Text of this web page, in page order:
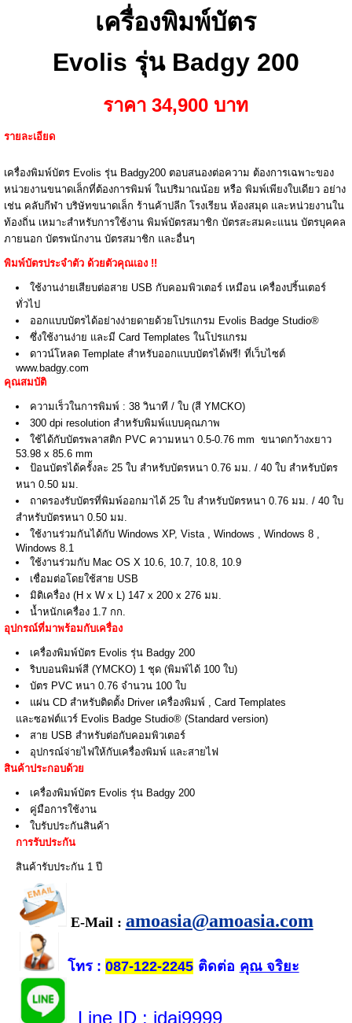
เครื่องพิมพ์บัตร
Evolis รุ่น Badgy 200
ราคา 34,900 บาท
รายละเอียด
เครื่องพิมพ์บัตร Evolis รุ่น Badgy200 ตอบสนองต่อความ ต้องการเฉพาะของ
หน่วยงานขนาดเล็กที่ต้องการพิมพ์ ในปริมาณน้อย หรือ พิมพ์เพียงใบเดียว อย่าง
เช่น คลับกีฬา บริษัทขนาดเล็ก ร้านค้าปลีก โรงเรียน ห้องสมุด และหน่วยงานใน
ท้องถิ่น เหมาะสำหรับการใช้งาน พิมพ์บัตรสมาชิก บัตรสะสมคะแนน บัตรบุคคล
ภายนอก บัตรพนักงาน บัตรสมาชิก และอื่นๆ
พิมพ์บัตรประจำตัว ด้วยตัวคุณเอง !!
ใช้งานง่ายเสียบต่อสาย USB กับคอมพิวเตอร์ เหมือน เครื่องปริ้นเตอร์
ทั่วไป
ออกแบบบัตรได้อย่างง่ายดายด้วยโปรแกรม Evolis Badge Studio®
ซึ่งใช้งานง่าย และมี Card Templates ในโปรแกรม
ดาวน์โหลด Template สำหรับออกแบบบัตรได้ฟรี! ที่เว็บไซต์
www.badgy.com
คุณสมบัติ
ความเร็วในการพิมพ์ : 38 วินาที / ใบ (สี YMCKO)
300 dpi resolution สำหรับพิมพ์แบบคุณภาพ
ใช้ได้กับบัตรพลาสติก PVC ความหนา 0.5-0.76 mm ขนาดกว้างxยาว
53.98 x 85.6 mm
ป้อนบัตรได้ครั้งละ 25 ใบ สำหรับบัตรหนา 0.76 มม. / 40 ใบ สำหรับบัตร
หนา 0.50 มม.
ถาดรองรับบัตรที่พิมพ์ออกมาได้ 25 ใบ สำหรับบัตรหนา 0.76 มม. / 40 ใบ
สำหรับบัตรหนา 0.50 มม.
ใช้งานร่วมกันได้กับ Windows XP, Vista , Windows , Windows 8 ,
Windows 8.1
ใช้งานร่วมกับ Mac OS X 10.6, 10.7, 10.8, 10.9
เชื่อมต่อโดยใช้สาย USB
มิติเครื่อง (H x W x L) 147 x 200 x 276 มม.
น้ำหนักเครื่อง 1.7 กก.
อุปกรณ์ที่มาพร้อมกับเครื่อง
เครื่องพิมพ์บัตร Evolis รุ่น Badgy 200
ริบบอนพิมพ์สี (YMCKO) 1 ชุด (พิมพ์ได้ 100 ใบ)
บัตร PVC หนา 0.76 จำนวน 100 ใบ
แผ่น CD สำหรับติดตั้ง Driver เครื่องพิมพ์ , Card Templates
และซอฟต์แวร์ Evolis Badge Studio® (Standard version)
สาย USB สำหรับต่อกับคอมพิวเตอร์
อุปกรณ์จ่ายไฟให้กับเครื่องพิมพ์ และสายไฟ
สินค้าประกอบด้วย
เครื่องพิมพ์บัตร Evolis รุ่น Badgy 200
คู่มือการใช้งาน
ใบรับประกันสินค้า
การรับประกัน
สินค้ารับประกัน 1 ปี
E-Mail : amoasia@amoasia.com
โทร: 087-122-2245ติดต่อ คุณ จริยะ
Line ID : jdai9999